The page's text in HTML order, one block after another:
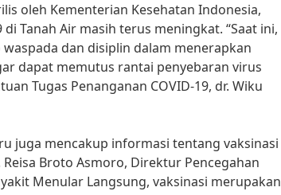
oleh Kementerian Kesehatan Indonesia,
di Tanah Air masih terus meningkat. “Saat ini,
dan disiplin dalam menerapkan
dapat memutus rantai penyebaran virus
Tugas Penanganan COVID-19, dr. Wiku
juga mencakup informasi tentang vaksinasi
Reisa Broto Asmoro, Direktur Pencegahan
Menular Langsung, vaksinasi merupakan